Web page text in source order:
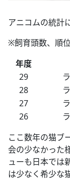
アニコムの統計
※飼育頭数、順
年度
29
28
27
26
ここ数年の猫ブ
会の少なかった
ューも日本では
は少なく希少な